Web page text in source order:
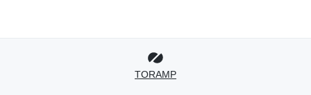
TORAMP